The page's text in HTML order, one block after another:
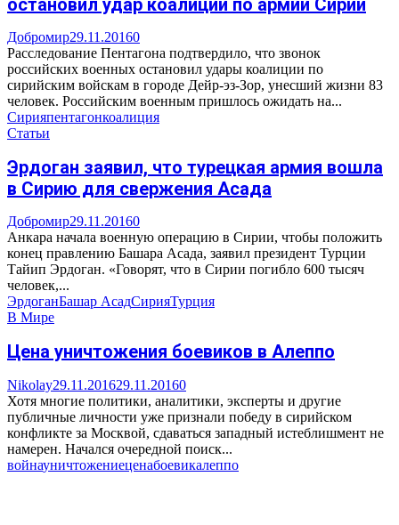
Добромир29.11.20160
Расследование Пентагона подтвердило, что звонок
российских военных остановил удары коалиции по
сирийским войскам в городе Дейр-эз-Зор, унесший жизни 83
человек. Российским военным пришлось ожидать на...
Сирияпентагонкоалиция
Статьи
Эрдоган заявил, что турецкая армия вошла
в Сирию для свержения Асада
Добромир29.11.20160
Анкара начала военную операцию в Сирии, чтобы положить
конец правлению Башара Асада, заявил президент Турции
Тайип Эрдоган. «Говорят, что в Сирии погибло 600 тысяч
человек,...
ЭрдоганБашар АсадСирияТурция
В Мире
Цена уничтожения боевиков в Алеппо
Nikolay29.11.201629.11.20160
Хотя многие политики, аналитики, эксперты и другие
публичные личности уже признали победу в сирийском
конфликте за Москвой, сдаваться западный истеблишмент не
намерен. Начался очередной поиск...
войнауничтожениеценабоевикалеппо